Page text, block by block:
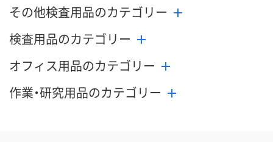
その他検査用品のカテゴリー
検査用品のカテゴリー
オフィス用品のカテゴリー
作業・研究用品のカテゴリー